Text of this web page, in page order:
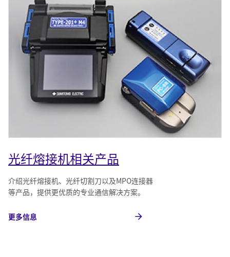
光纤熔接机相关产品
介绍光纤熔接机、光纤切割刀以及MPO连接器
等产品，提供更优质的专业通信解决方案。
更多信息